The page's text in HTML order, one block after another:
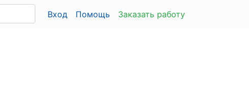
Вход Помощь Заказать работу